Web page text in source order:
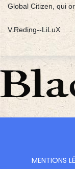
Global Citizen, qui
V.Reding--LiLuX
MENTIONS